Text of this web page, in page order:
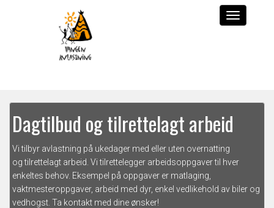
Dagtilbud og tilrettelagt arbeid
Vi tilbyr avlastning på ukedager med eller uten overnatting
og tilrettelagt arbeid. Vi tilrettelegger arbeidsoppgaver til hver
enkeltes behov. Eksempel på oppgaver er matlaging,
vaktmesteroppgaver, arbeid med dyr, enkel vedlikehold av biler og
vedhogst. Ta kontakt med dine ønsker!